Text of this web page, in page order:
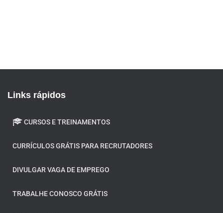
Links rápidos
CURSOS E TREINAMENTOS
CURRÍCULOS GRÁTIS PARA RECRUTADORES
DIVULGAR VAGA DE EMPREGO
TRABALHE CONOSCO GRÁTIS